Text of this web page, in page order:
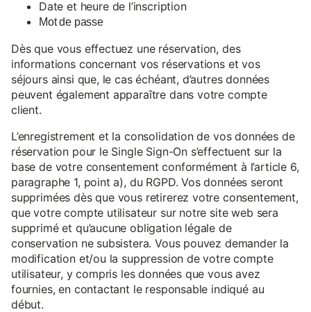
Date et heure de l’inscription
Mot de passe
Dès que vous effectuez une réservation, des
informations concernant vos réservations et vos
séjours ainsi que, le cas échéant, d’autres données
peuvent également apparaître dans votre compte
client.
L’enregistrement et la consolidation de vos données de
réservation pour le Single Sign-On s’effectuent sur la
base de votre consentement conformément à l’article 6,
paragraphe 1, point a), du RGPD. Vos données seront
supprimées dès que vous retirerez votre consentement,
que votre compte utilisateur sur notre site web sera
supprimé et qu’aucune obligation légale de
conservation ne subsistera. Vous pouvez demander la
modification et/ou la suppression de votre compte
utilisateur, y compris les données que vous avez
fournies, en contactant le responsable indiqué au
début.